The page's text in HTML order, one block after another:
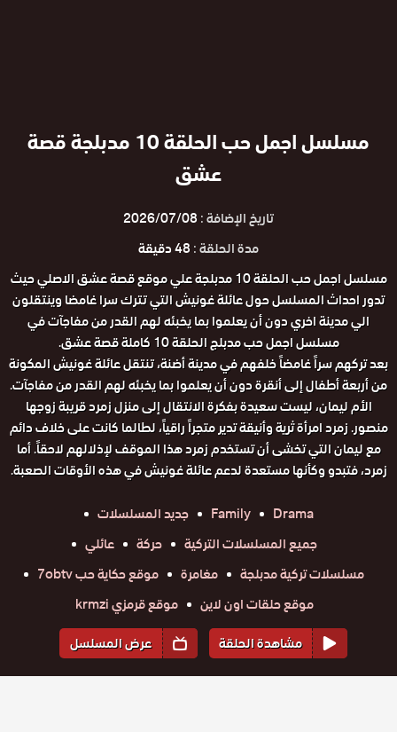
مسلسل اجمل حب الحلقة 10 مدبلجة قصة
عشق
تاريخ الإضافة :2026/07/08
مدة الحلقة :48 دقيقة
مسلسل اجمل حب الحلقة 10 مدبلجة علي موقع قصة عشق الاصلي حيث
تدور احداث المسلسل حول عائلة غونيش التي تترك سرا غامضا وينتقلون
الي مدينة اخري دون أن يعلموا بما يخبئه لهم القدر من مفاجآت في
مسلسل اجمل حب مدبلج الحلقة 10 كاملة قصة عشق.
بعد تركهم سراً غامضاً خلفهم في مدينة أضنة، تنتقل عائلة غونيش المكونة
من أربعة أطفال إلى أنقرة دون أن يعلموا بما يخبئه لهم القدر من مفاجآت.
الأم ليمان، ليست سعيدة بفكرة الانتقال إلى منزل زمرد قريبة زوجها
منصور. زمرد امرأة ثرية وأنيقة تدير متجراً راقياً، لطالما كانت على خلاف دائم
مع ليمان التي تخشى أن تستخدم زمرد هذا الموقف لإذلالهم لاحقاً. أما
زمرد، فتبدو وكأنها مستعدة لدعم عائلة غونيش في هذه الأوقات الصعبة.
Drama
Family
جديد المسلسلات
جميع المسلسلات التركية
حركة
عائلي
مسلسلات تركية مدبلجة
مغامرة
موقع حكاية حب 7obtv
موقع حلقات اون لاين
موقع قرمزي krmzi
مشاهدة الحلقة
عرض المسلسل